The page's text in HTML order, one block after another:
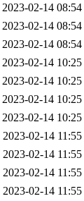
2023-02-14 08:54
2023-02-14 08:54
2023-02-14 08:54
2023-02-14 10:25
2023-02-14 10:25
2023-02-14 10:25
2023-02-14 10:25
2023-02-14 11:55
2023-02-14 11:55
2023-02-14 11:55
2023-02-14 11:55